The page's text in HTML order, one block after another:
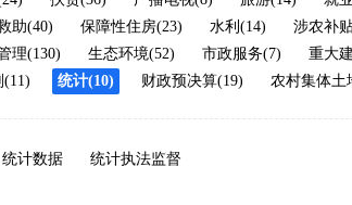
助(40) 保障性住房(23) 水利(14) 涉农补
理(130) 生态环境(52) 市政服务(7) 重大
(11) 统计(10) 财政预决算(19) 农村集体土
统计数据 统计执法监督